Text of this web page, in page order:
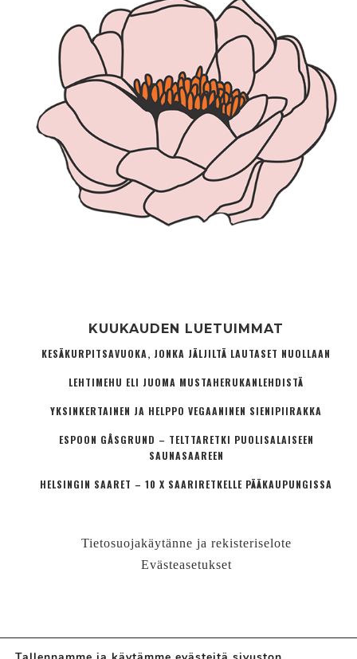
KUUKAUDEN LUETUIMMAT
KESÄKURPITSAVUOKA, JONKA JÄLJILTÄ LAUTASET NUOLLAAN
LEHTIMEHU ELI JUOMA MUSTAHERUKANLEHDISTÄ
YKSINKERTAINEN JA HELPPO VEGAANINEN SIENIPIIRAKKA
ESPOON GÅSGRUND – TELTTARETKI PUOLISALAISEEN
SAUNASAAREEN
HELSINGIN SAARET – 10 X SAARIRETKELLE PÄÄKAUPUNGISSA
Tietosuojakäytänne ja rekisteriselote
Evästeasetukset